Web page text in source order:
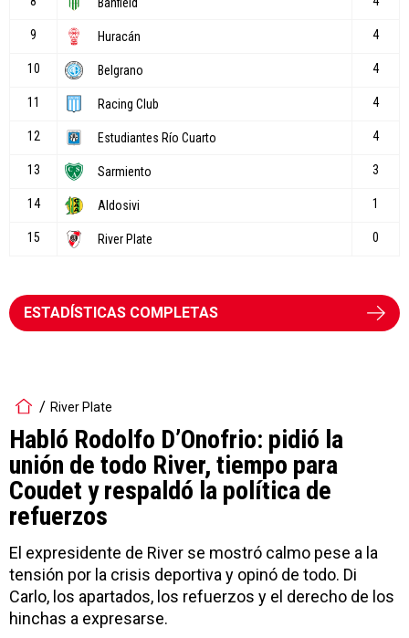
ESTADÍSTICAS COMPLETAS
River Plate
Habló Rodolfo D’Onofrio: pidió la
unión de todo River, tiempo para
Coudet y respaldó la política de
refuerzos
El expresidente de River se mostró calmo pese a la
tensión por la crisis deportiva y opinó de todo. Di
Carlo, los apartados, los refuerzos y el derecho de los
hinchas a expresarse.